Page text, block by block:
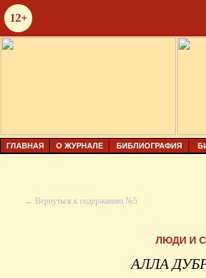
12+
ГЛАВНАЯ О ЖУРНАЛЕ БИБЛИОГРАФИЯ
← Вернуться к содержанию №5
ЛЮДИ И
АЛЛА